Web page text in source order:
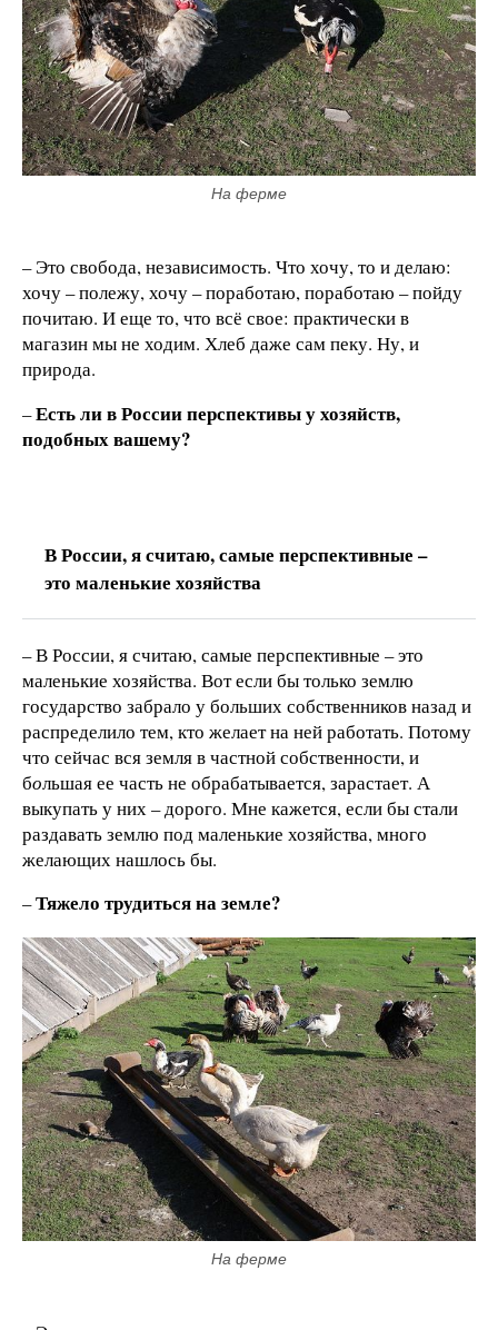
На ферме
– Это свобода, независимость. Что хочу, то и делаю:
хочу – полежу, хочу – поработаю, поработаю – пойду
почитаю. И еще то, что всё свое: практически в
магазин мы не ходим. Хлеб даже сам пеку. Ну, и
природа.
–Есть ли в России перспективы у хозяйств,
подобных вашему?
В России, я считаю, самые перспективные –
это маленькие хозяйства
– В России, я считаю, самые перспективные – это
маленькие хозяйства. Вот если бы только землю
государство забрало у больших собственников назад и
распределило тем, кто желает на ней работать. Потому
что сейчас вся земля в частной собственности, и
большая ее часть не обрабатывается, зарастает. А
выкупать у них – дорого. Мне кажется, если бы стали
раздавать землю под маленькие хозяйства, много
желающих нашлось бы.
–Тяжело трудиться на земле?
На ферме